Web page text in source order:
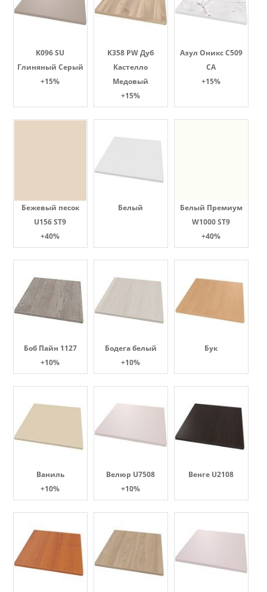
K096 SU
Глиняный Серый
+15%
K358 PW Дуб
Кастелло
Медовый
+15%
Азул Оникс С509
СА
+15%
Бежевый песок
U156 ST9
+40%
Белый
Белый Премиум
W1000 ST9
+40%
Боб Пайн 1127
+10%
Бодега белый
+10%
Бук
Ваниль
+10%
Велюр U7508
+10%
Венге U2108